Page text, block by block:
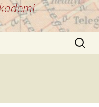
Sök
efter: